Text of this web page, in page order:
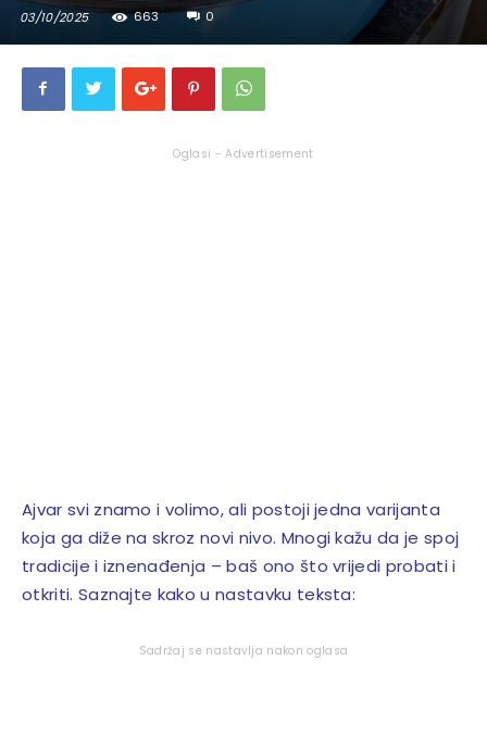
03/10/2025 663 0
Oglasi - Advertisement
Ajvar svi znamo i volimo, ali postoji jedna varijanta
koja ga diže na skroz novi nivo. Mnogi kažu da je spoj
tradicije i iznenađenja – baš ono što vrijedi probati i
otkriti. Saznajte kako u nastavku teksta:
Sadržaj se nastavlja nakon oglasa